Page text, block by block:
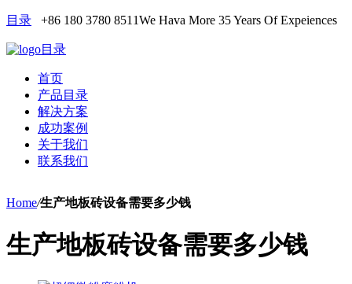
目录 +86 180 3780 8511We Hava More 35 Years Of Expeiences
目录
首页
产品目录
解决方案
成功案例
关于我们
联系我们
Home/生产地板砖设备需要多少钱
生产地板砖设备需要多少钱